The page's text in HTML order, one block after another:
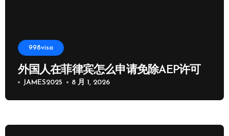
998visa
外国人在菲律宾怎么申请免除AEP许可
JAMES2025 8 月 1, 2026